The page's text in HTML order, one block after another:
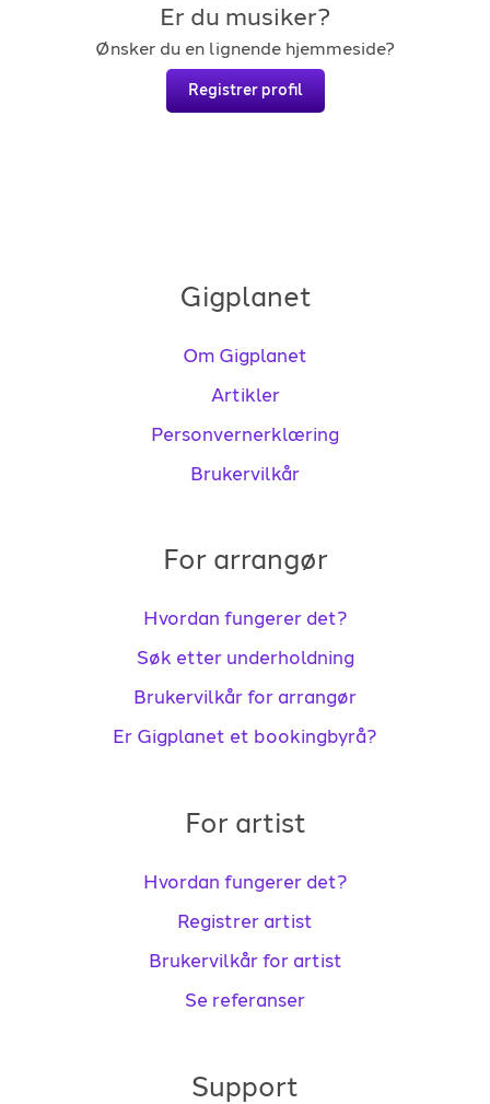
Er du musiker?
Ønsker du en lignende hjemmeside?
Registrer profil
Gigplanet
Om Gigplanet
Artikler
Personvernerklæring
Brukervilkår
For arrangør
Hvordan fungerer det?
Søk etter underholdning
Brukervilkår for arrangør
Er Gigplanet et bookingbyrå?
For artist
Hvordan fungerer det?
Registrer artist
Brukervilkår for artist
Se referanser
Support